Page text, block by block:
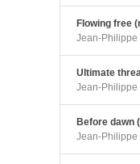
Flowing free
Jean-Philippe
Ultimate
Jean-Philippe
Before dawn
Jean-Philippe